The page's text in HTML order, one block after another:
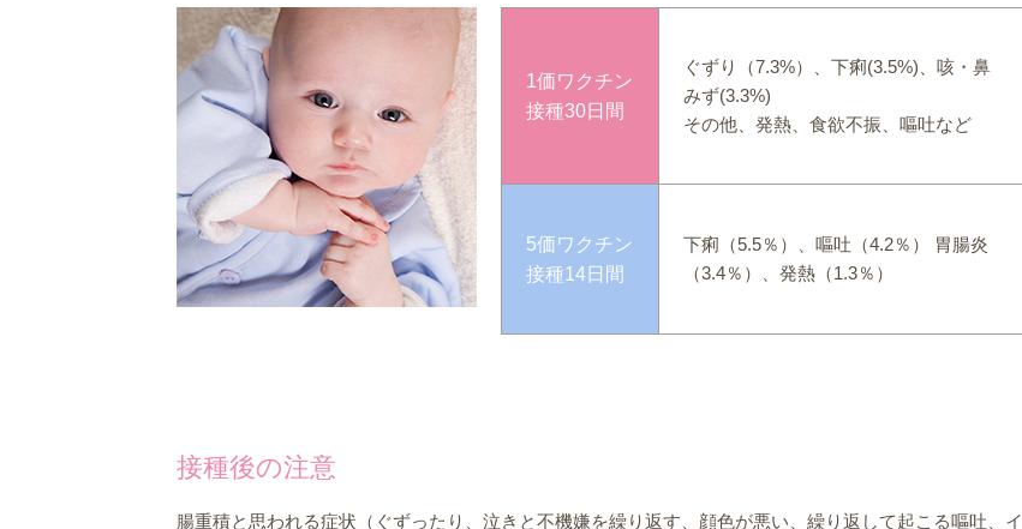
1価ワクチン
接種30日間
ぐずり（7.3%）、下痢(3.5%)、咳・鼻
みず(3.3%)
その他、発熱、食欲不振、嘔吐など
5価ワクチン
接種14日間
下痢（5.5％）、嘔吐（4.2％） 胃腸炎
（3.4％）、発熱（1.3％）
接種後の注意
腸重積と思われる症状（ぐずったり、泣きと不機嫌を繰り返す、顔色が悪い、繰り返して起こる嘔吐、イ